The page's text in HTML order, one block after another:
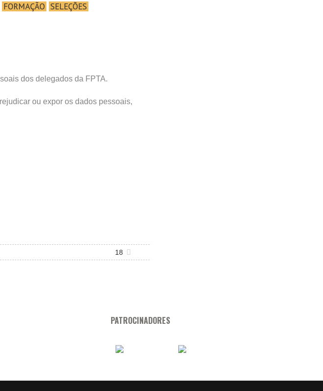
FORMAÇÃO SELEÇÕES
dos delegados da FPTA.
ou expor os dados pessoais,
18
PATROCINADORES